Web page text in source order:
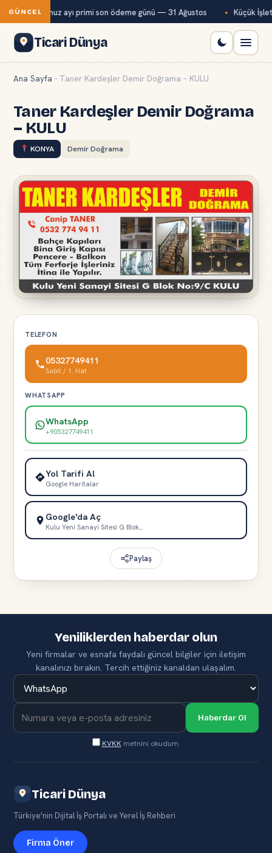
GÜNCEL
Kur temmuz ayı primi son ödeme günü — 31 Ağustos Küçük
Ticari Dünya
Ana Sayfa - Taner Kardeşler Demir Doğrama – KULU
Taner Kardeşler Demir Doğrama
– KULU
KONYA Demir Doğrama
TELEFON
05327749411
Sabit / 1. Hat
WHATSAPP
WhatsApp
+905327749411
Yol Tarifi Al
Google Haritalar
Google'da Aç
Kulu Yeni Sanayi Sitesi G Blok…
Paylaş
Yeniliklerden haberdar olun
Yeni firmalar ve esnafa faydalı güncel bilgiler için iletişim
kanalınızı bırakın. Tercih ettiğiniz kanaldan ulaşalım.
Haberdar Ol
KVKK metnini okudum.
Ticari Dünya
Türkiye'nin Dijital İş Portalı ve Yerel İş Rehberi
Firma Öner